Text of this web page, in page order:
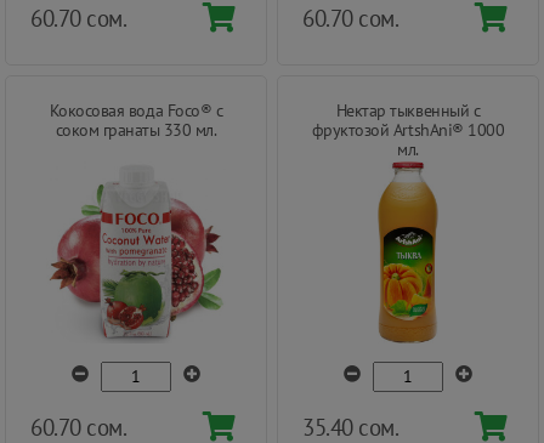
60.70 сом. 60.70 сом.
Кокосовая вода Foco® с
соком гранаты 330 мл.
60.70 сом.
Нектар тыквенный с
фруктозой ArtshAni® 1000
мл.
35.40 сом.